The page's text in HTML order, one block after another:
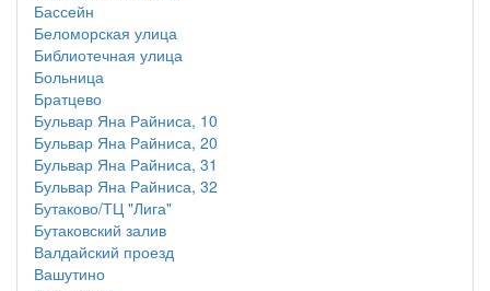
Бассейн
Беломорская улица
Библиотечная улица
Больница
Братцево
Бульвар Яна Райниса, 10
Бульвар Яна Райниса, 20
Бульвар Яна Райниса, 31
Бульвар Яна Райниса, 32
Бутаково/ТЦ "Лига"
Бутаковский залив
Валдайский проезд
Вашутино